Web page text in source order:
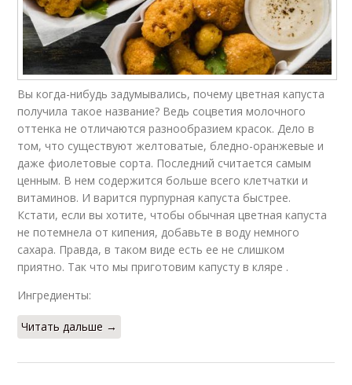
Вы когда-нибудь задумывались, почему цветная капуста
получила такое название? Ведь соцветия молочного
оттенка не отличаются разнообразием красок. Дело в
том, что существуют желтоватые, бледно-оранжевые и
даже фиолетовые сорта. Последний считается самым
ценным. В нем содержится больше всего клетчатки и
витаминов. И варится пурпурная капуста быстрее.
Кстати, если вы хотите, чтобы обычная цветная капуста
не потемнела от кипения, добавьте в воду немного
сахара. Правда, в таком виде есть ее не слишком
приятно. Так что мы приготовим капусту в кляре .
Ингредиенты:
Читать дальше →